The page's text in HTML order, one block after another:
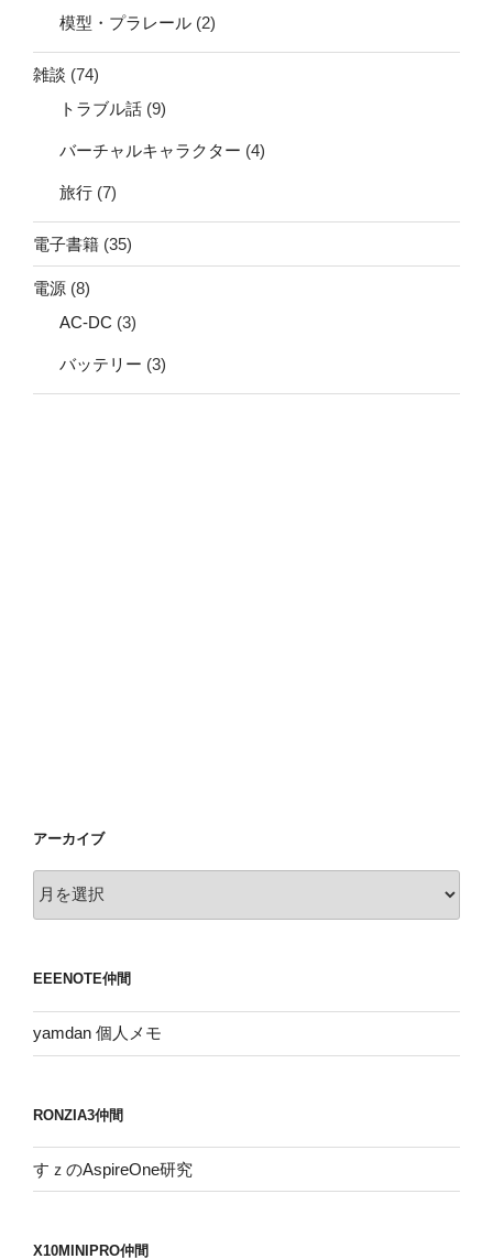
模型・プラレール (2)
雑談 (74)
トラブル話 (9)
バーチャルキャラクター (4)
旅行 (7)
電子書籍 (35)
電源 (8)
AC-DC (3)
バッテリー (3)
アーカイブ
ー
ブ
EEENOTE仲間
yamdan 個人メモ
RONZIA3仲間
すｚのAspireOne研究
X10MINIPRO仲間